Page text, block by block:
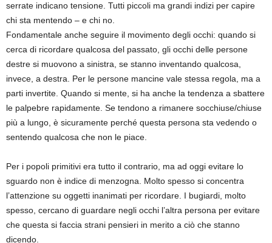
serrate indicano tensione. Tutti piccoli ma grandi indizi per capire
chi sta mentendo – e chi no.
Fondamentale anche seguire il movimento degli occhi: quando si
cerca di ricordare qualcosa del passato, gli occhi delle persone
destre si muovono a sinistra, se stanno inventando qualcosa,
invece, a destra. Per le persone mancine vale stessa regola, ma a
parti invertite. Quando si mente, si ha anche la tendenza a sbattere
le palpebre rapidamente. Se tendono a rimanere socchiuse/chiuse
più a lungo, è sicuramente perché questa persona sta vedendo o
sentendo qualcosa che non le piace.
Per i popoli primitivi era tutto il contrario, ma ad oggi evitare lo
sguardo non è indice di menzogna. Molto spesso si concentra
l’attenzione su oggetti inanimati per ricordare. I bugiardi, molto
spesso, cercano di guardare negli occhi l’altra persona per evitare
che questa si faccia strani pensieri in merito a ciò che stanno
dicendo.